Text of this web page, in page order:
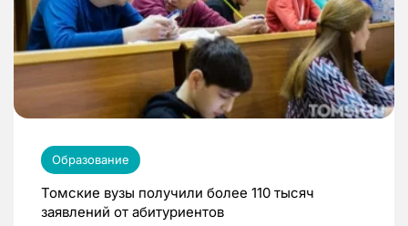
Образование
Томские вузы получили более 110 тысяч
заявлений от абитуриентов